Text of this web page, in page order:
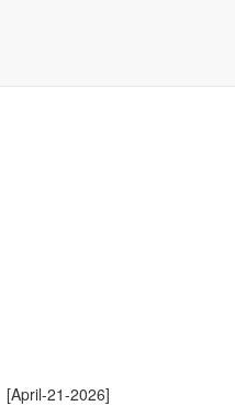
[April-21-2026]